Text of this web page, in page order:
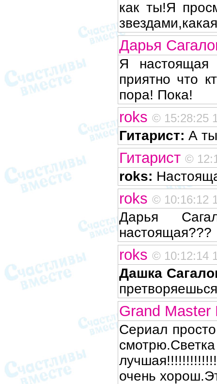
как ты!Я
Дарья
Я
приятно что
пора! Пока!
roks © 15:28:25
Гитарист: А
Гитарист ©
roks:
roks © 10:16:12
Дарья
настоящая???
roks © 10:12:14
Дашка
Grand
Сериал
очень